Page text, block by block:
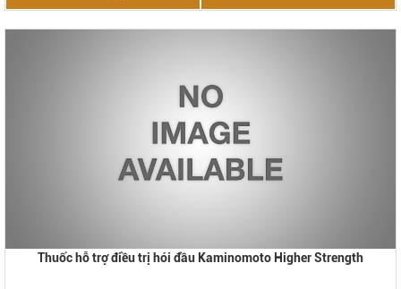
Thuốc hỗ trợ điều trị hói đầu Kaminomoto Higher Strength